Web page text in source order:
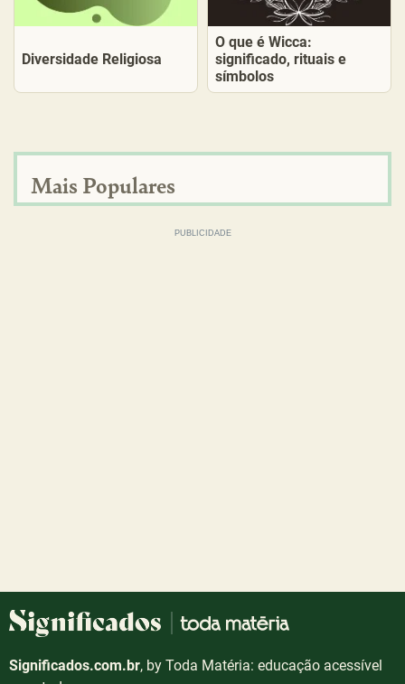
Diversidade Religiosa
O que é Wicca:
significado, rituais e
símbolos
Mais Populares
Significados.com.br, by Toda Matéria: educação acessível